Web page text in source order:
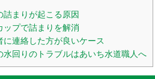
詰まりが起こる原因
ップで詰まりを解消
に連絡した方が良いケース
水回りのトラブルはあいち水道職人へ